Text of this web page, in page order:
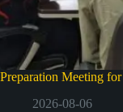
Preparation Meeting
2026-08-06